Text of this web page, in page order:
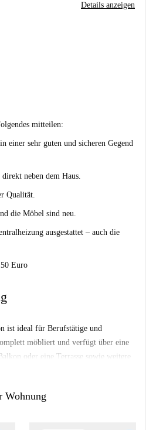
Details anzeigen
mitteilen:
einer sehr guten und sicheren Gegend
neben dem Haus.
Qualität.
die Möbel sind neu.
ausgestattet – auch die
Euro
ist ideal für Berufstätige und
möbliert und verfügt über eine
oder eine Terrasse sowie weitere
die Wohnung persönlich geprüft und
Wohnung